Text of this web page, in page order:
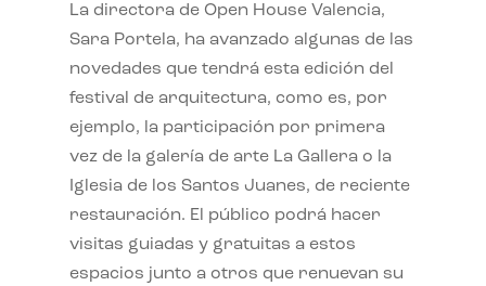
La directora de Open House Valencia,
Sara Portela, ha avanzado algunas de las
novedades que tendrá esta edición del
festival de arquitectura, como es, por
ejemplo, la participación por primera
vez de la galería de arte La Gallera o la
Iglesia de los Santos Juanes, de reciente
restauración. El público podrá hacer
visitas guiadas y gratuitas a estos
espacios junto a otros que renuevan su